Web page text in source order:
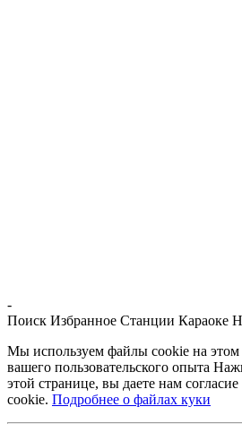
-
Поиск Избранное Станции Караоке
Мы используем файлы cookie на этом
вашего пользовательского опыта
этой странице, вы даете нам
cookie. Подробнее о файлах куки